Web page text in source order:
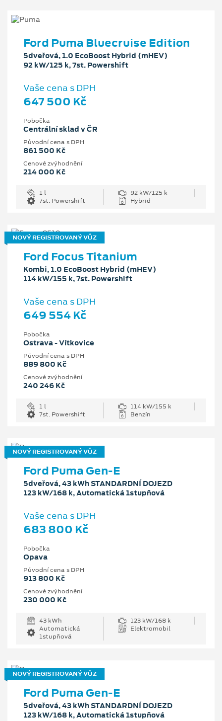
Ford Puma Bluecruise Edition
5dveřová, 1.0 EcoBoost Hybrid (mHEV)
92 kW/125 k, 7st. Powershift
Vaše cena s DPH
647 500 Kč
Pobočka
Centrální sklad v ČR
Původní cena s DPH
861 500 Kč
Cenové zvýhodnění
214 000 Kč
1 l
92 kW/125 k
7st. Powershift
Hybrid
NOVÝ REGISTROVANÝ VŮZ
Ford Focus Titanium
Kombi, 1.0 EcoBoost Hybrid (mHEV)
114 kW/155 k, 7st. Powershift
Vaše cena s DPH
649 554 Kč
Pobočka
Ostrava - Vítkovice
Původní cena s DPH
889 800 Kč
Cenové zvýhodnění
240 246 Kč
1 l
114 kW/155 k
7st. Powershift
Benzín
NOVÝ REGISTROVANÝ VŮZ
Ford Puma Gen-E
5dveřová, 43 kWh STANDARDNÍ DOJEZD
123 kW/168 k, Automatická 1stupňová
Vaše cena s DPH
683 800 Kč
Pobočka
Opava
Původní cena s DPH
913 800 Kč
Cenové zvýhodnění
230 000 Kč
43 kWh
123 kW/168 k
Automatická
1stupňová
Elektromobil
NOVÝ REGISTROVANÝ VŮZ
Ford Puma Gen-E
5dveřová, 43 kWh STANDARDNÍ DOJEZD
123 kW/168 k, Automatická 1stupňová